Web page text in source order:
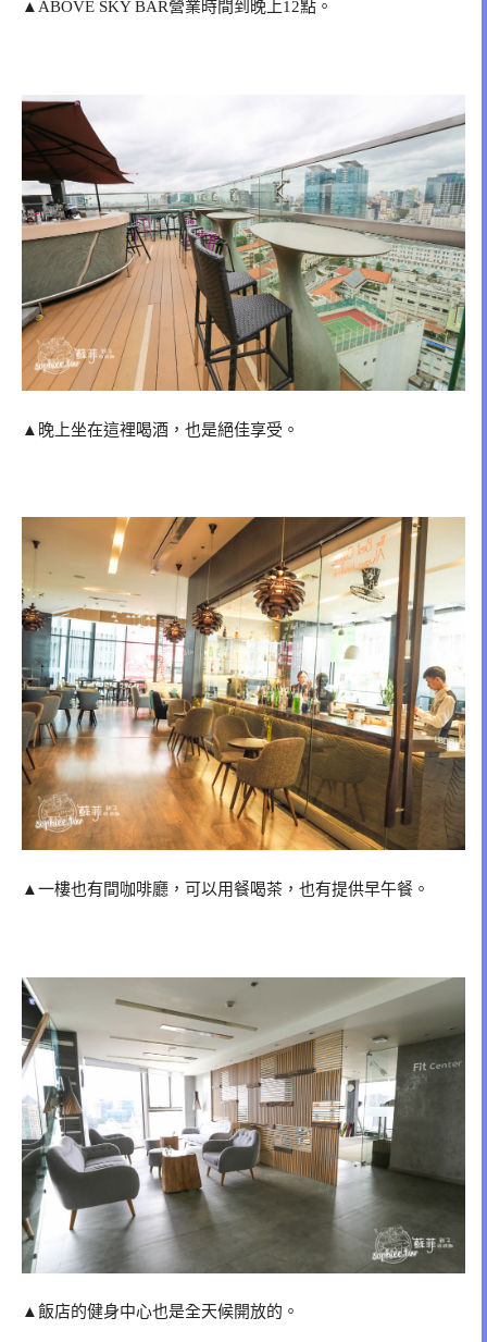
▲ABOVE SKY BAR營業時間到晚上12點。
▲晚上坐在這裡喝酒，也是絕佳享受。
▲一樓也有間咖啡廳，可以用餐喝茶，也有提供早午餐。
▲飯店的健身中心也是全天候開放的。